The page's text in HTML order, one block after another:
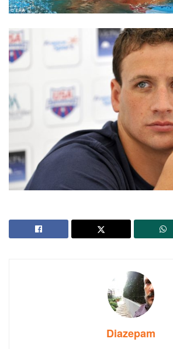
Diazepam